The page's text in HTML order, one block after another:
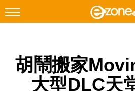
Facebook Instagram
科技焦點
胡鬧搬家
大型DLC天